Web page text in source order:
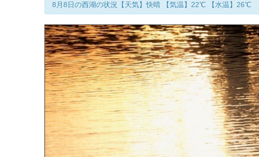
8月8日の西湖の状況【天気】快晴 【気温】22℃ 【水温】26℃